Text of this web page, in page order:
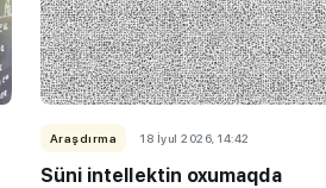
Araşdırma 18 İyul 2026, 14:42
Süni intellektin oxumaqda